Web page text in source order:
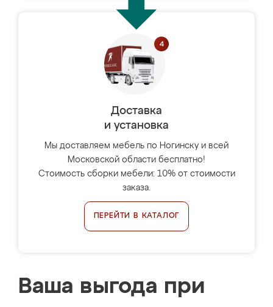
Доставка
и установка
Мы доставляем мебель по Ногинску и всей
Московской области бесплатно!
Стоимость сборки мебели: 10% от стоимости
заказа.
ПЕРЕЙТИ В КАТАЛОГ
Ваша выгода при